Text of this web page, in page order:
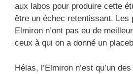
aux labos pour produire cette
être un échec retentissant. Les
Elmiron n’ont pas eu de
ceux à qui on a donné un
Hélas, l’Elmiron n’est qu’un